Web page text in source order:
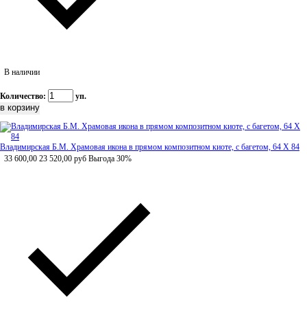
В наличии
Количество: уп.
Владимирская Б.М. Храмовая икона в прямом композитном киоте, с багетом, 64 Х 84
33 600,00 23 520,00 руб Выгода 30%